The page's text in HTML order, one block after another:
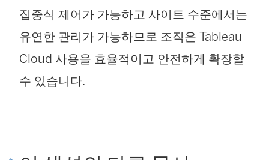
집중식 제어가 가능하고 사이트 수준에서는
유연한 관리가 가능하므로 조직은 Tableau
Cloud 사용을 효율적이고 안전하게 확장할
수 있습니다.